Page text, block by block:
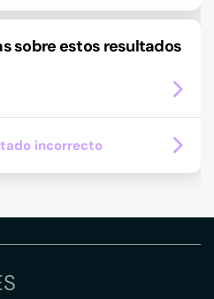
sobre estos resultados
incorrecto